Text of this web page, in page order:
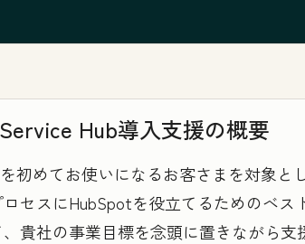
Service Hub導入支援の概要
初めてお使いになるお客さまを対象
セスにHubSpotを役立てるためのベス
貴社の事業目標を念頭に置きながら支